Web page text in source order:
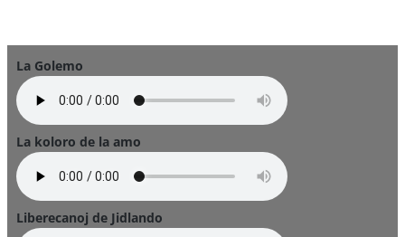
La Golemo
La koloro de la amo
Liberecanoj de Jidlando